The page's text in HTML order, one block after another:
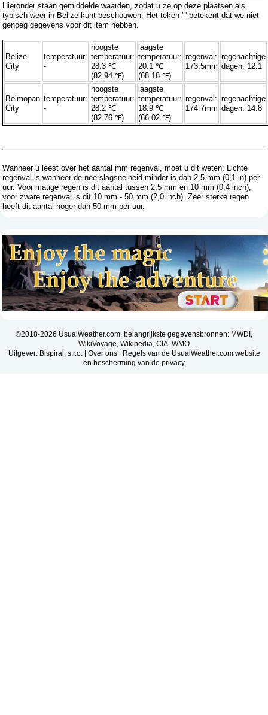
Hieronder staan ​​gemiddelde waarden, zodat u ze op deze plaatsen als
typisch weer in Belize kunt beschouwen. Het teken '-' betekent dat we niet
genoeg gegevens voor dit item hebben.
Belize
City
temperatuur:
-
hoogste
temperatuur:
28.3 ℃
(82.94 ℉)
laagste
temperatuur:
20.1 ℃
(68.18 ℉)
regenval:
173.5mm
regenachtige
dagen: 12.1
Belmopan
City
temperatuur:
-
hoogste
temperatuur:
28.2 ℃
(82.76 ℉)
laagste
temperatuur:
18.9 ℃
(66.02 ℉)
regenval:
174.7mm
regenachtige
dagen: 14.8
Wanneer u leest over het aantal mm regenval, moet u dit weten: Lichte
regenval is wanneer de neerslagsnelheid minder is dan 2,5 mm (0,1 in) per
uur. Voor matige regen is dit aantal tussen 2,5 mm en 10 mm (0,4 inch),
voor zware regenval is dit 10 mm - 50 mm (2,0 inch). Zeer sterke regen
heeft dit aantal hoger dan 50 mm per uur.
©2018-2026 UsualWeather.com, belangrijkste gegevensbronnen: MWDI,
WikiVoyage, Wikipedia, CIA, WMO
Uitgever: Bispiral, s.r.o. | Over ons| Regels van de UsualWeather.com website
en bescherming van de privacy